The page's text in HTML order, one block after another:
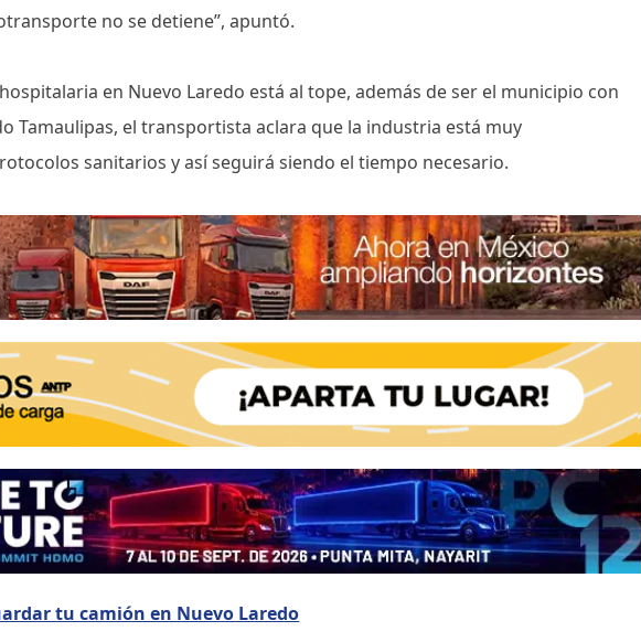
no se detiene”, apuntó.
en Nuevo Laredo está al tope, además de ser el municipio con
Tamaulipas, el transportista aclara que la industria está muy
sanitarios y así seguirá siendo el tiempo necesario.
tu camión en Nuevo Laredo